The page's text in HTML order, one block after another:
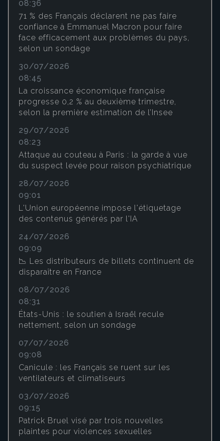
08:36
71 % des Français déclarent ne pas faire
confiance à Emmanuel Macron pour faire
face efficacement aux problèmes du pays,
selon un sondage
30/07/2026
08:45
La croissance économique française
progresse 0,2 % au deuxième trimestre,
selon la première estimation de l’Insee
29/07/2026
08:23
Attaque au couteau à Paris : la garde à vue
du suspect levée pour raison psychiatrique
28/07/2026
09:01
L'Union européenne impose l'étiquetage
des contenus générés par l'IA
24/07/2026
09:09
📉 Les distributeurs de billets continuent de
disparaître en France
08/07/2026
08:31
États-Unis : le soutien à Israël recule
nettement, selon un sondage
07/07/2026
09:08
Canicule : les Français se ruent sur les
ventilateurs et climatiseurs
03/07/2026
09:15
Patrick Bruel visé par trois nouvelles
plaintes pour violences sexuelles